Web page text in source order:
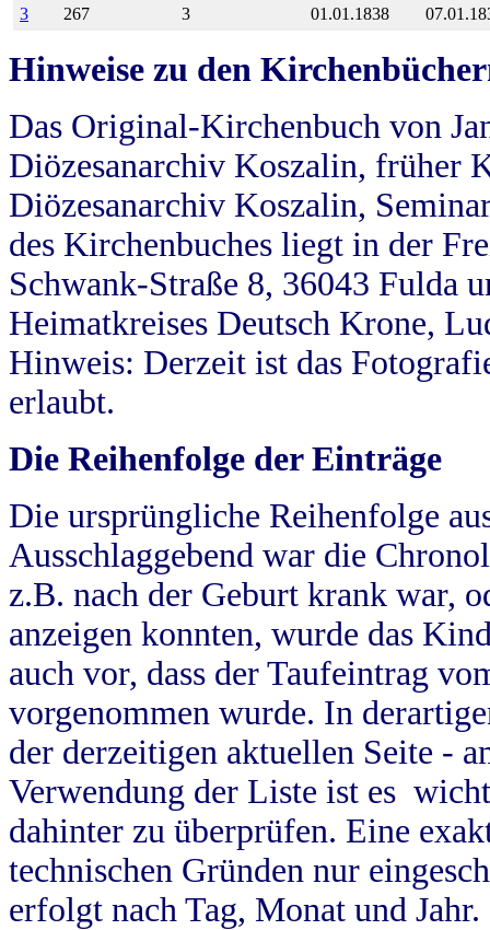
3
267 3 01.01.1838
Hinweise zu den
Das Original-Kirchenbuch von
Diözesanarchiv Koszalin, früher
Diözesanarchiv Koszalin,
des Kirchenbuches liegt in der
Schwank-Straße 8, 36043 Fulda
Heimatkreises Deutsch Krone,
Hinweis: Derzeit ist das
erlaubt.
Die Reihenfolge der Einträge
Die ursprüngliche Reihenfolge
Ausschlaggebend war die
z.B. nach der Geburt krank war,
anzeigen konnten, wurde das
auch vor, dass der Taufeintrag
vorgenommen wurde. In
der derzeitigen aktuellen Seite -
Verwendung der Liste ist es
dahinter zu überprüfen. Eine
technischen Gründen nur
erfolgt nach Tag, Monat und Jahr.